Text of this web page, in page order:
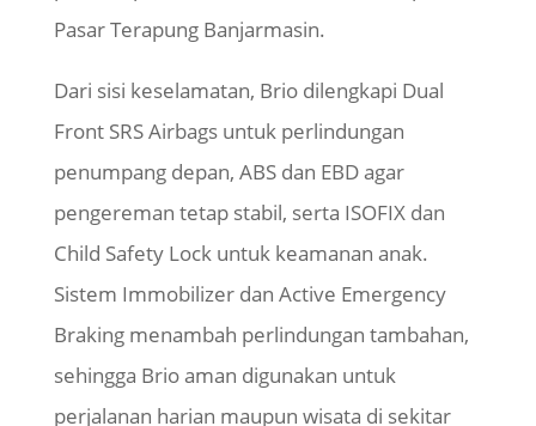
Pasar Terapung Banjarmasin.
Dari sisi keselamatan, Brio dilengkapi Dual
Front SRS Airbags untuk perlindungan
penumpang depan, ABS dan EBD agar
pengereman tetap stabil, serta ISOFIX dan
Child Safety Lock untuk keamanan anak.
Sistem Immobilizer dan Active Emergency
Braking menambah perlindungan tambahan,
sehingga Brio aman digunakan untuk
perjalanan harian maupun wisata di sekitar